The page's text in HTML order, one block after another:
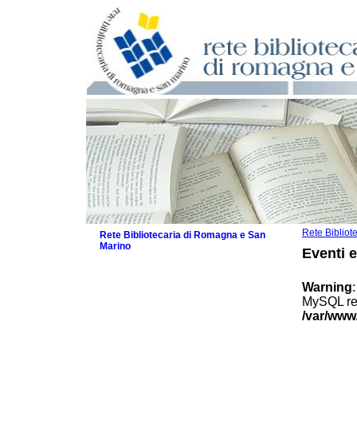
Rete
Eventi
Warning
MySQL
/var/
Rete Bibliotecaria di Romagna e San
Marino